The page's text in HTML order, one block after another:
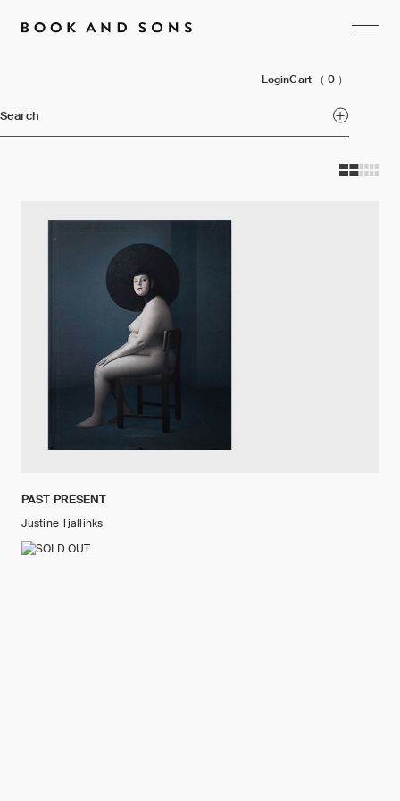
LoginCart （ 0 ）
Search
PAST PRESENT
Justine Tjallinks